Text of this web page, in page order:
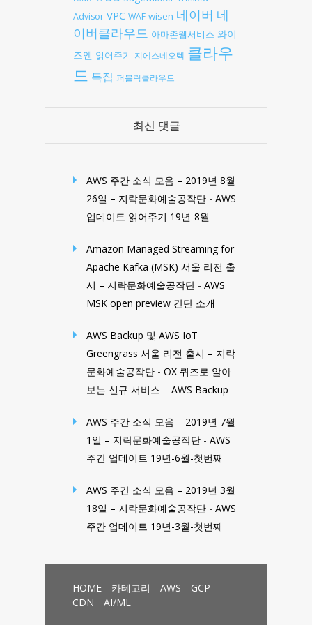
Advisor VPC WAF wisen 네이버 네
이버클라우드 아마존웹서비스 와이
즈엔 읽어주기 지에스네오텍 클라우
드 특집 퍼블릭클라우드
최신 댓글
AWS 주간 소식 모음 – 2019년 8월
26일 – 지락문화예술공작단 - AWS
업데이트 읽어주기 19년-8월
Amazon Managed Streaming for
Apache Kafka (MSK) 서울 리전 출
시 – 지락문화예술공작단 - AWS
MSK open preview 간단 소개
AWS Backup 및 AWS IoT
Greengrass 서울 리전 출시 – 지락
문화예술공작단 - OX 퀴즈로 알아
보는 신규 서비스 – AWS Backup
AWS 주간 소식 모음 – 2019년 7월
1일 – 지락문화예술공작단 - AWS
주간 업데이트 19년-6월-첫번째
AWS 주간 소식 모음 – 2019년 3월
18일 – 지락문화예술공작단 - AWS
주간 업데이트 19년-3월-첫번째
HOME 카테고리 AWS
GCP
CDN
AI/ML